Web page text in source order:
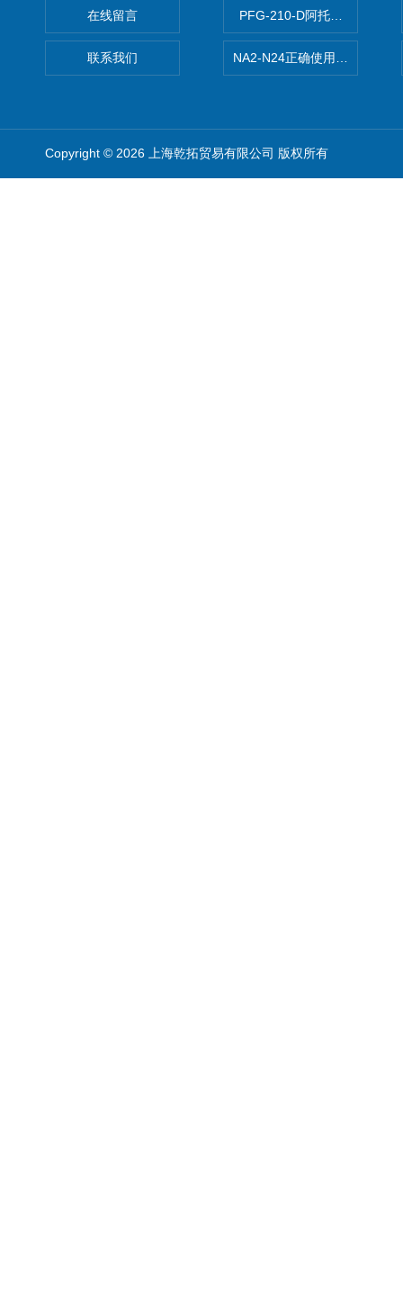
在线留言
联系我们
PFG-210-D阿托斯ATOS电
NA2-N24正确使用松下安全光
Copyright © 2026 上海乾拓贸易有限公司 版权所有